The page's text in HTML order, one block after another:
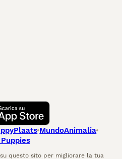
MundoAnimalia
questo sito per migliorare la tua